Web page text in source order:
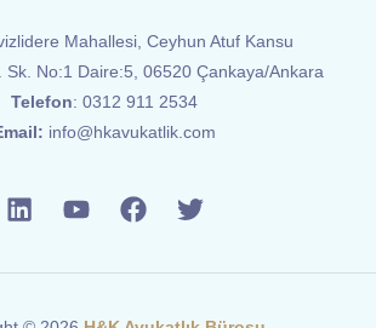
Mahallesi, Ceyhun Atuf Kansu
Sk. No:1 Daire:5, 06520 Çankaya/Ankara
Telefon: 0312 911 2534
info@hkavukatlik.com